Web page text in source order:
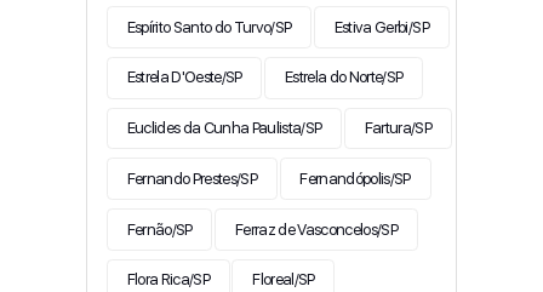
Espírito Santo do Turvo/SP Estiva Gerbi/SP
Estrela D'Oeste/SP Estrela do Norte/SP
Euclides da Cunha Paulista/SP Fartura/SP
Fernando Prestes/SP Fernandópolis/SP
Fernão/SP Ferraz de Vasconcelos/SP
Flora Rica/SP Floreal/SP